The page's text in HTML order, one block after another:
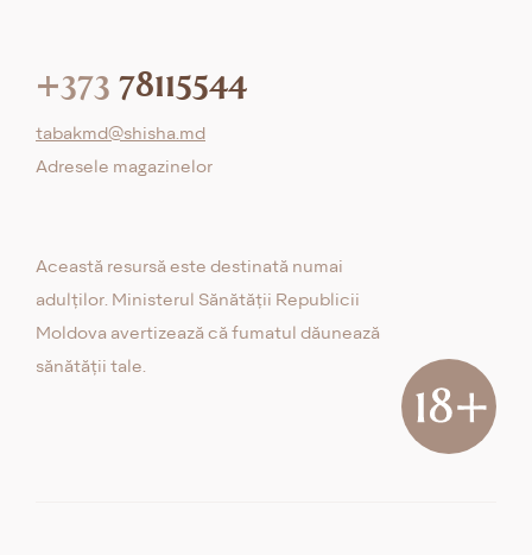
+373 78115544
tabakmd@shisha.md
Adresele magazinelor
Această resursă este destinată numai
adulților. Ministerul Sănătății Republicii
Moldova avertizează că fumatul dăunează
sănătății tale.